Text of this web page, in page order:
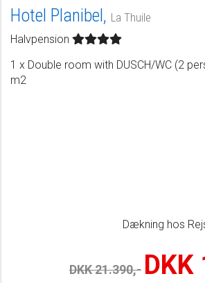
Hotel Planibel, La Thuile
Halvpension
1 x Double room with DUSCH/WC (2
m2
DKK 21.390,- DKK
Dækning hos